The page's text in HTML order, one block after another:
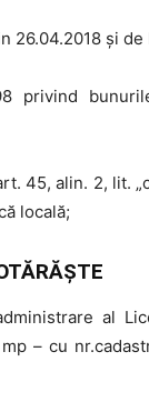
26.04.2018 și de
privind
45, alin. 2, lit.
locală;
al
– cu